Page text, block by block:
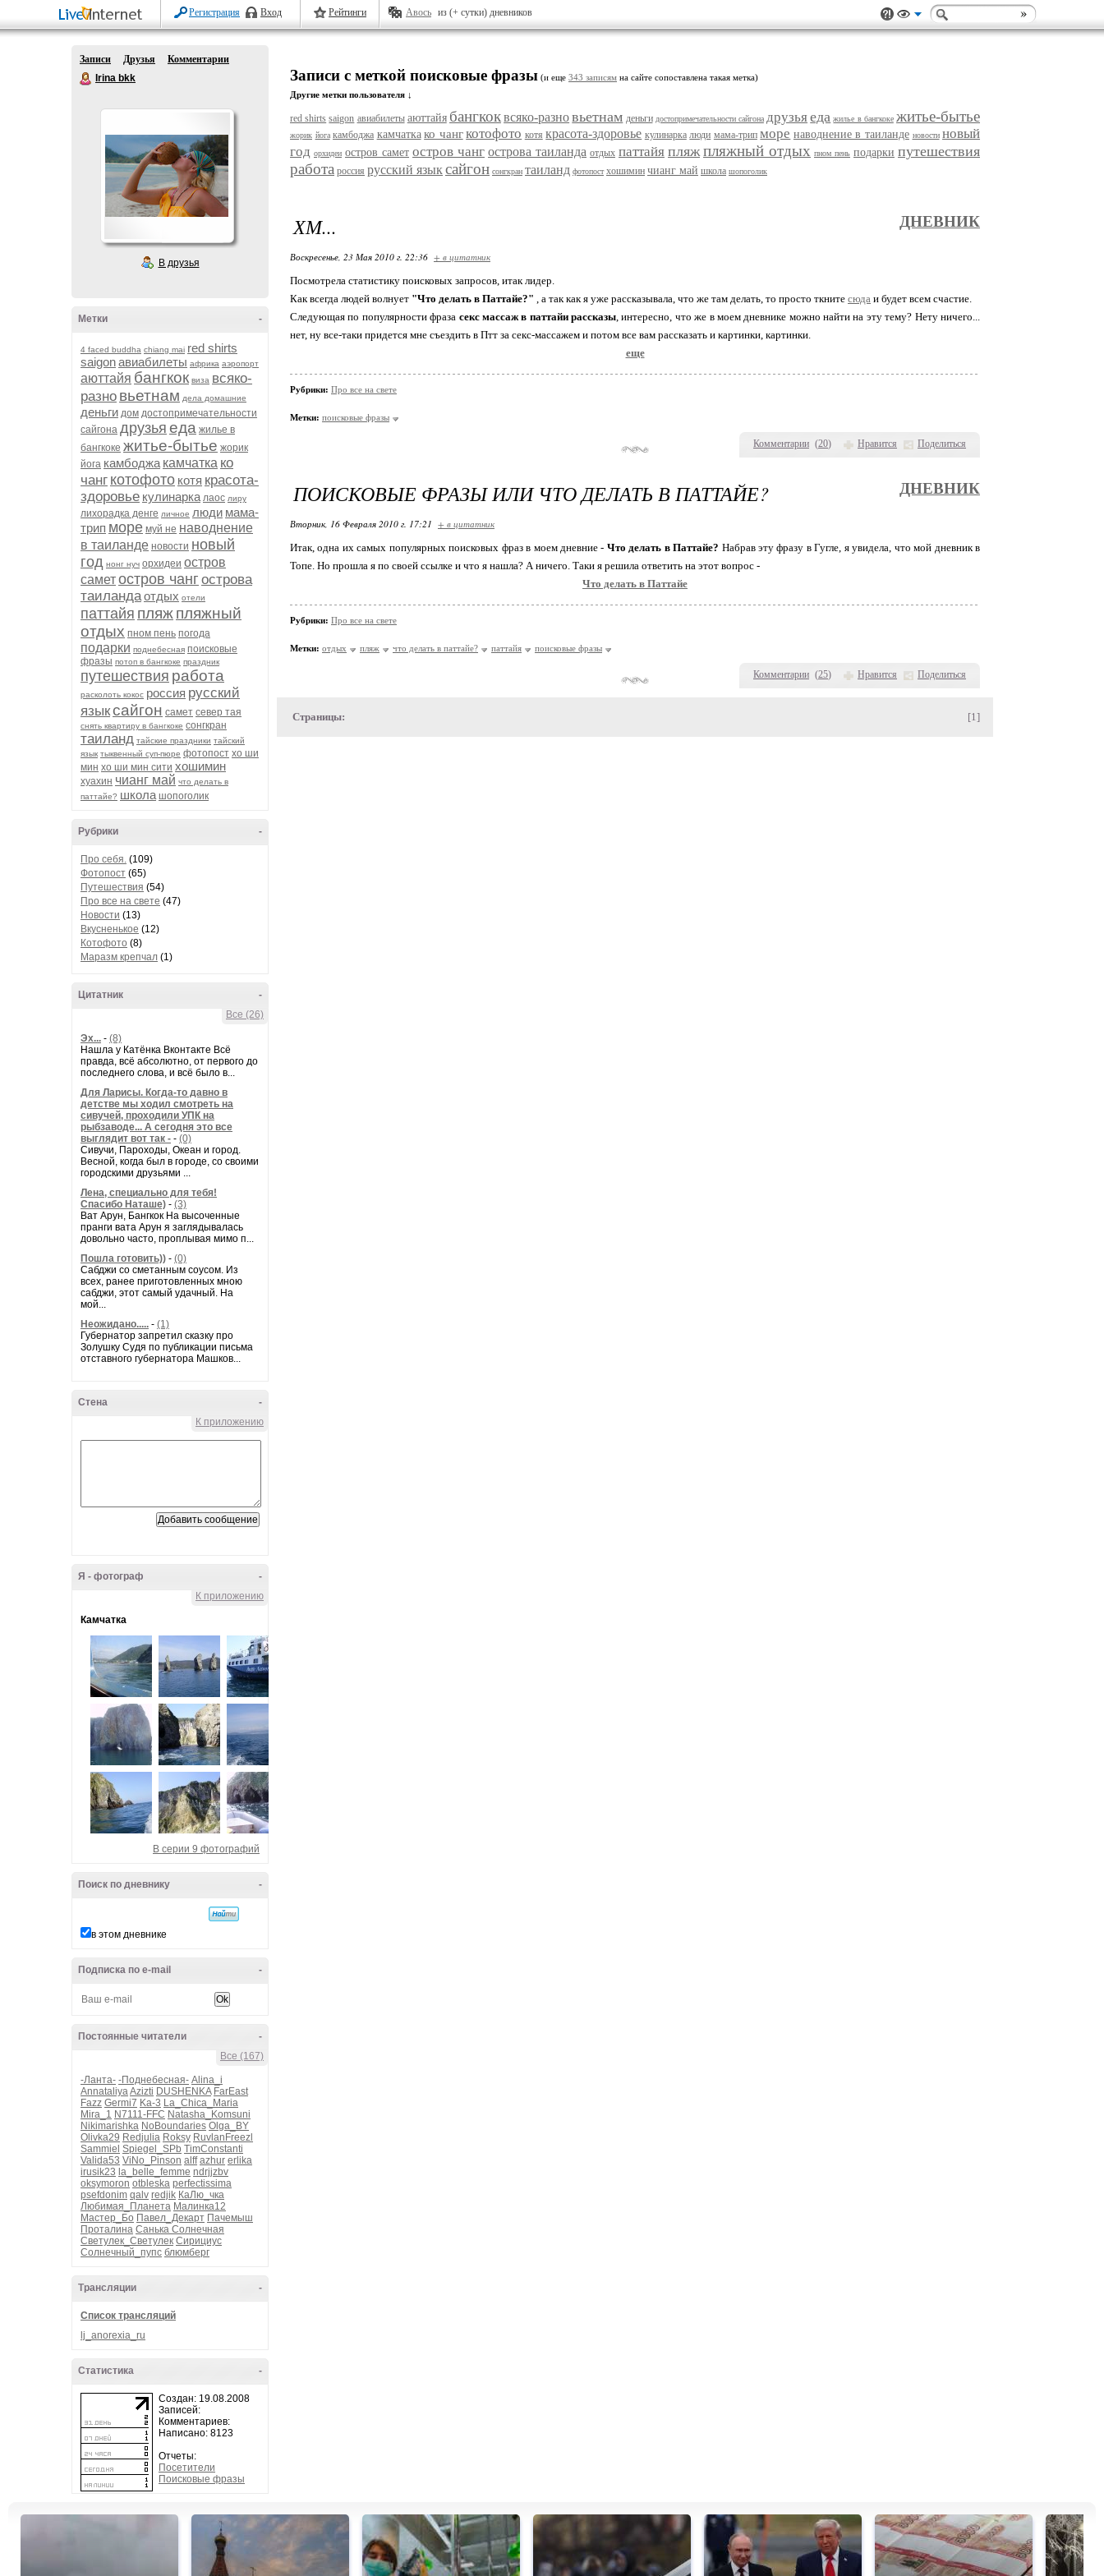
Регистрация Вход Рейтинги Авось из (+ сутки) дневников
Записи Друзья
Комментарии
Irina bkk
В друзья
-
Метки
4 faced buddha chiang mai red shirts
saigonавиабилеты африка аэропорт
аюттайя бангкок виза всяко-
разно вьетнам дела домашние
деньги дом достопримечательности
сайгона друзья еда жилье в
бангкоке житье-бытье жорик
йога камбоджа камчатка ко
чанг котофото котя красота-
здоровье кулинарка лаос лиру
лихорадка денге личное люди мама-
трип море муй не наводнение
в таиланде новости новый
год нонг нуч орхидеи остров
саметостров чанг острова
таиландаотдых отели
паттайя пляжпляжный
отдых пном пень погода
подарки поднебесная поисковые
фразы потоп в бангкоке праздник
путешествия работа
расколоть кокос россия русский
языксайгон самет север тая
снять квартиру в бангкоке сонгкран
таиланд тайские праздники тайский
язык тыквенный суп-пюре фотопост хо ши
мин хо ши мин сити хошимин
хуахин чианг май что делать в
паттайе? школа шопоголик
-
Рубрики
Про себя. (109)
Фотопост (65)
Путешествия (54)
Про все на свете (47)
Новости (13)
Вкусненькое (12)
Котофото (8)
Маразм крепчал (1)
-
Цитатник
Все (26)
Эх... - (8)
Нашла у Катёнка Вконтакте Всё
правда, всё абсолютно, от первого до
последнего слова, и всё было в...
Для Ларисы. Когда-то давно в
детстве мы ходил смотреть на
сивучей, проходили УПК на
рыбзаводе... А сегодня это все
выглядит вот так - - (0)
Сивучи, Пароходы, Океан и город.
Весной, когда был в городе, со своими
городскими друзьями ...
Лена, специально для тебя!
Спасибо Наташе) - (3)
Ват Арун, Бангкок На высоченные
пранги вата Арун я заглядывалась
довольно часто, проплывая мимо п...
Пошла готовить)) - (0)
Сабджи со сметанным соусом. Из
всех, ранее приготовленных мною
сабджи, этот самый удачный. На
мой...
Неожидано..... - (1)
Губернатор запретил сказку про
Золушку Судя по публикации письма
отставного губернатора Машков...
-
Стена
К приложению
-
Я - фотограф
К приложению
Камчатка
В серии 9 фотографий
-
Поиск по дневнику
в этом дневнике
-
Подписка по e-mail
-
Постоянные читатели
Все (167)
-Ланта- -Поднебесная- Alina_i
AnnataliyaAzizti DUSHENKA FarEast
Fazz Germi7 Ka-3 La_Chica_Maria
Mira_1 N7111-FFC Natasha_Komsuni
Nikimarishka NoBoundaries Olga_BY
Olivka29 Redjulia Roksy RuvlanFreezl
Sammiel Spiegel_SPb TimConstanti
Valida53 ViNo_Pinson alff azhur erlika
irusik23 la_belle_femme ndrjjzbv
oksymoron otbleska perfectissima
psefdonim qalv redjik КаЛю_чка
Любимая_Планета Малинка12
Мастер_Бо Павел_Декарт Пачемыш
Проталина Санька Солнечная
Светулек_Светулек Сирициус
Солнечный_пупс блюмберг
-
Трансляции
Список трансляций
lj_anorexia_ru
-
Статистика
Создан: 19.08.2008
Записей:
Комментариев:
Написано: 8123
Отчеты:
Посетители
Поисковые фразы
Записи с меткой поисковые фразы (и еще 343 записям на сайте сопоставлена такая метка)
Другие метки пользователя ↓
red shirts saigon авиабилеты аюттайя бангкоквсяко-разновьетнам деньги достопримечательности сайгона друзьяеда жилье в бангкоке житье-бытье
жорик йога камбоджа камчатка ко чанг котофото котя красота-здоровье кулинарка люди мама-трип море наводнение в таиланде новости новый
год орхидеи остров самет остров чанг острова таиланда отдых паттайя пляж пляжный отдых пном пень подарки путешествия
работа россия русский язык сайгон сонгкран таиланд фотопост хошимин чианг май школа шопоголик
Комментарии (20) Нравится Поделиться
ХМ... ДНЕВНИК
Воскресенье, 23 Мая 2010 г. 22:36 + в цитатник
Посмотрела статистику поисковых запросов, итак лидер.
Как всегда людей волнует "Что делать в Паттайе?" , а так как я уже рассказывала, что же там делать, то просто ткните сюда и будет всем счастие.
Следующая по популярности фраза секс массаж в паттайи рассказы, интересно, что же в моем дневнике можно найти на эту тему? Нету ничего...
нет, ну все-таки придется мне съездить в Птт за секс-массажем и потом все вам рассказать и картинки, картинки.
еще
Рубрики: Про все на свете
Метки: поисковые фразы
Комментарии (25) Нравится Поделиться
ПОИСКОВЫЕ ФРАЗЫ ИЛИ ЧТО ДЕЛАТЬ В ПАТТАЙЕ? ДНЕВНИК
Вторник, 16 Февраля 2010 г. 17:21 + в цитатник
Итак, одна их самых популярных поисковых фраз в моем дневние - Что делать в Паттайе? Набрав эту фразу в Гугле, я увидела, что мой дневник в
Топе. Но прошла я по своей ссылке и что я нашла? А ничего. Таки я решила ответить на этот вопрос -
Что делать в Паттайе
Рубрики: Про все на свете
Метки: отдых пляж что делать в паттайе? паттайя поисковые фразы
Страницы: [1]